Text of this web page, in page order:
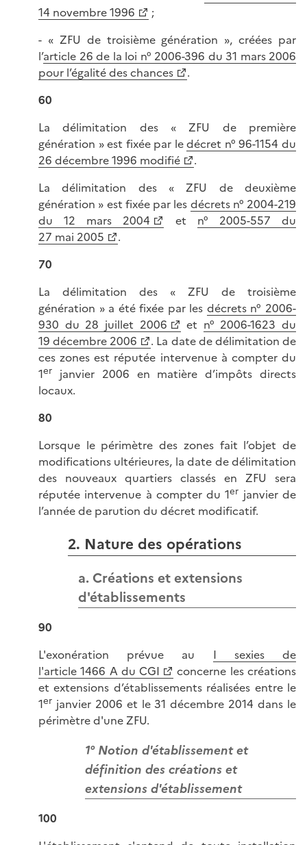
14 novembre 1996
;
- « ZFU de troisième génération », créées par
l’article 26 de la loi n° 2006-396 du 31 mars 2006
pour l’égalité des chances
.
60
La délimitation des « ZFU de première
génération » est fixée par ledécret n° 96-1154 du
26 décembre 1996 modifié
.
La délimitation des « ZFU de deuxième
génération » est fixée par les décrets n° 2004-219
du 12 mars 2004
et n° 2005-557 du
27 mai 2005
.
70
La délimitation des « ZFU de troisième
génération » a été fixée par les décrets n° 2006-
930 du 28 juillet 2006
et n° 2006-1623 du
19 décembre 2006
. La date de délimitation de
ces zones est réputée intervenue à compter du
1er janvier 2006 en matière d’impôts directs
locaux.
80
Lorsque le périmètre des zones fait l’objet de
modifications ultérieures, la date de délimitation
des nouveaux quartiers classés en ZFU sera
réputée intervenue à compter du 1er janvier de
l’année de parution du décret modificatif.
2. Nature des opérations
a. Créations et extensions
d'établissements
90
L'exonération prévue au I sexies de
l'article 1466 A du CGI
concerne les créations
et extensions d’établissements réalisées entre le
1er janvier 2006 et le 31 décembre 2014 dans le
périmètre d'une ZFU.
1° Notion d'établissement et
définition des créations et
extensions d'établissement
100